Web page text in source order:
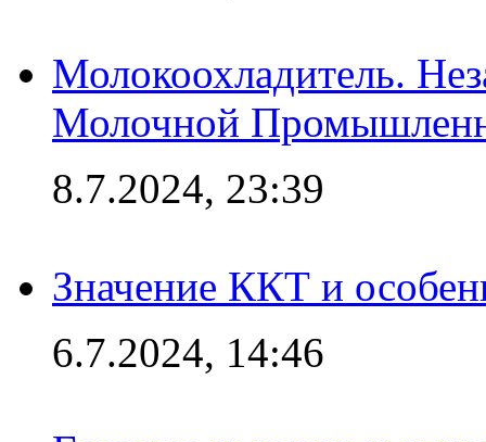
Молокоохладитель.
Молочной
8.7.2024, 23:39
Значение ККТ и
6.7.2024, 14:46